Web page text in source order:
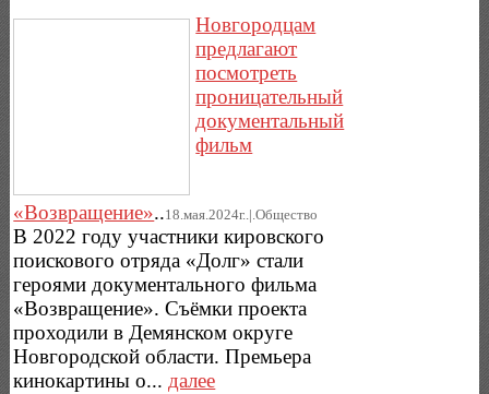
Новгородцам
предлагают
посмотреть
проницательный
документальный
фильм
«Возвращение»..18.мая.2024г..|.Общество
В 2022 году участники кировского
поискового отряда «Долг» стали
героями документального фильма
«Возвращение». Съёмки проекта
проходили в Демянском округе
Новгородской области. Премьера
кинокартины о... далее